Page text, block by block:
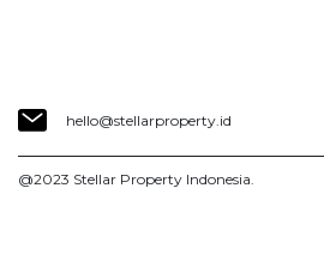
hello@stellarproperty.id
@2023 Stellar Property Indonesia.